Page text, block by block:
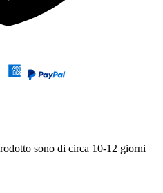
sono di circa 10-12 giorni